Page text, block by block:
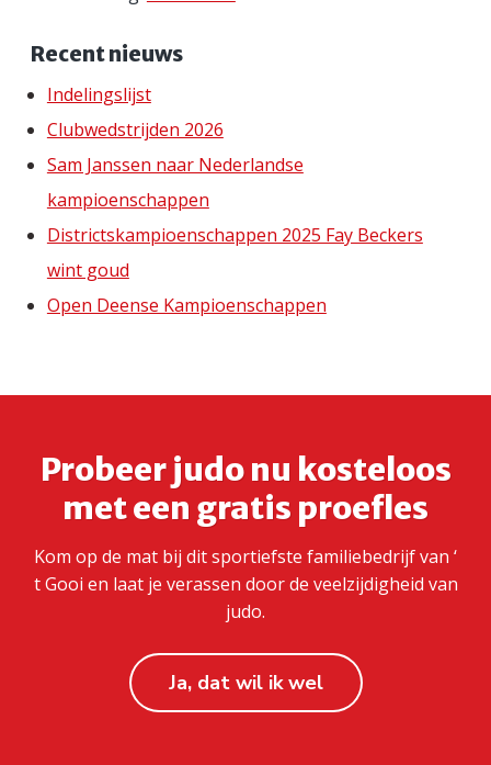
Recent nieuws
Indelingslijst
Clubwedstrijden 2026
Sam Janssen naar Nederlandse
kampioenschappen
Districtskampioenschappen 2025 Fay Beckers
wint goud
Open Deense Kampioenschappen
Probeer judo nu kosteloos
met een gratis proefles
Kom op de mat bij dit sportiefste familiebedrijf van ‘
t Gooi en laat je verassen door de veelzijdigheid van
judo.
Ja, dat wil ik wel